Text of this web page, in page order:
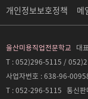
개인정보보호정책 메
울산미용직업전문학교 대
T : 052)296-5115 /
사업자번호 :638-96-
T :052-296-5115 통신